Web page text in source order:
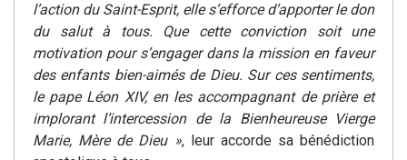
l’action du Saint-Esprit, elle s’efforce d’apporter le don
du salut à tous. Que cette conviction soit une
motivation pour s’engager dans la mission en faveur
des enfants bien-aimés de Dieu. Sur ces sentiments,
le pape Léon XIV, en les accompagnant de prière et
implorant l’intercession de la Bienheureuse Vierge
Marie, Mère de Dieu », leur accorde sa bénédiction